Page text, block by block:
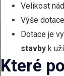
Velikost
Výše
Dotace je
stavby k
Které